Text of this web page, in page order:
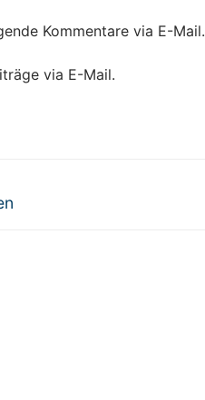
Kommentare via E-Mail.
via E-Mail.